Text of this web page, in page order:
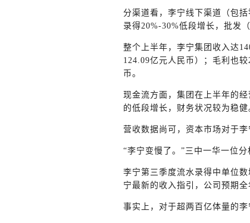
分渠道看，李宁线下渠道（包
录得20%-30%低段增长，批发
整个上半年，李宁集团收入达
124.09亿元人民币）；毛利也
币。
现金流方面，集团在上半年的
的低段增长，财务状况较为稳健
营收数据尚可，资本市场对于李
“李宁变慢了。”三中一华一位分
李宁第三季度流水录得中单位
宁最新的收入指引，公司预期全
事实上，对于超两百亿体量的李